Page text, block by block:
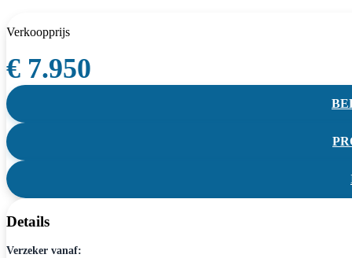
Verkoopprijs
€ 7.950
Details
Verzeker vanaf: